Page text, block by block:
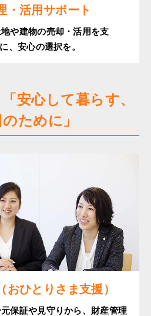
・活用サポート
や建物の売却・活用を支
、安心の選択を。
安心して暮らす、
ために」
おひとりさま支援）
保証や見守りから、財産管理